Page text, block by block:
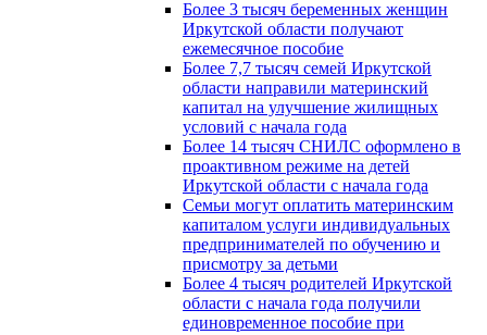
Более 3 тысяч беременных женщин
Иркутской области получают
ежемесячное пособие
Более 7,7 тысяч семей Иркутской
области направили материнский
капитал на улучшение жилищных
условий с начала года
Более 14 тысяч СНИЛС оформлено в
проактивном режиме на детей
Иркутской области с начала года
Семьи могут оплатить материнским
капиталом услуги индивидуальных
предпринимателей по обучению и
присмотру за детьми
Более 4 тысяч родителей Иркутской
области с начала года получили
единовременное пособие при